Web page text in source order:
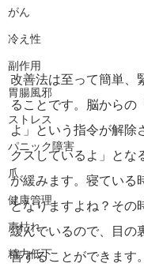
がん
冷え性
副作用
胃腸風邪
ストレス
パニック障害
爪
健康管理
声枯れ
精力低下
改善法は至って簡単、
ることです。脳からの
よ」という指令が解除
クスしているよ」とな
が緩みます。寝ている
となりますよね？その
緩んでいるので、目の
善することができます。